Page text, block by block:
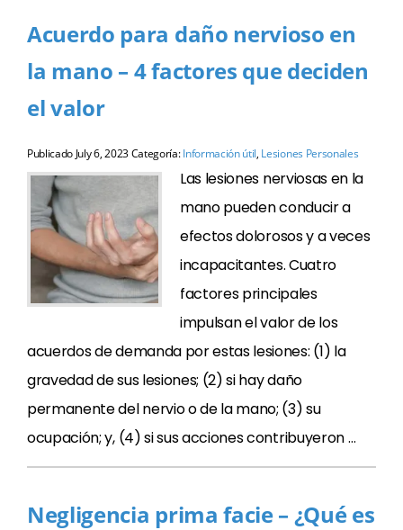
Acuerdo para daño nervioso en
la mano – 4 factores que deciden
el valor
Publicado July 6, 2023Categoría:Información útil, Lesiones Personales
Las lesiones nerviosas en la
mano pueden conducir a
efectos dolorosos y a veces
incapacitantes. Cuatro
factores principales
impulsan el valor de los
acuerdos de demanda por estas lesiones: (1) la
gravedad de sus lesiones; (2) si hay daño
permanente del nervio o de la mano; (3) su
ocupación; y, (4) si sus acciones contribuyeron …
Negligencia prima facie – ¿Qué es